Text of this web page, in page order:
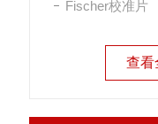
Fischer校准片
查看